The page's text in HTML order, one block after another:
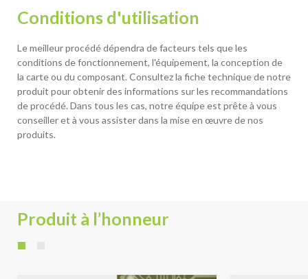
Conditions d'utilisation
Le meilleur procédé dépendra de facteurs tels que les
conditions de fonctionnement, l'équipement, la conception de
la carte ou du composant. Consultez la fiche technique de notre
produit pour obtenir des informations sur les recommandations
de procédé. Dans tous les cas, notre équipe est prête à vous
conseiller et à vous assister dans la mise en œuvre de nos
produits.
Produit à l’honneur